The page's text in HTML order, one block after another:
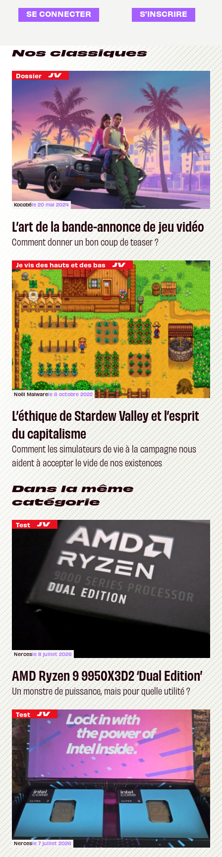
SE CONNECTER S'INSCRIRE
Nos classiques
Dossier
Kocobéle 20 mai 2024
L’art de la bande-annonce de jeu vidéo
Comment donner un bon coup de teaser ?
Je vis des hauts et des bas
Noël Malwarele 6 octobre 2022
L’éthique de Stardew Valley et l’esprit
du capitalisme
Comment les simulateurs de vie à la campagne nous
aident à accepter le vide de nos existences
Dans la même
catégorie
Test
Nercesle 8 juillet 2026
AMD Ryzen 9 9950X3D2 ‘Dual Edition’
Un monstre de puissance, mais pour quelle utilité ?
Test
Nercesle 7 juillet 2026